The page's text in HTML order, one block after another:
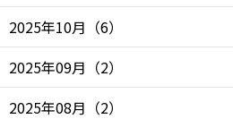
2025年10月 （6）
2025年09月 （2）
2025年08月 （2）